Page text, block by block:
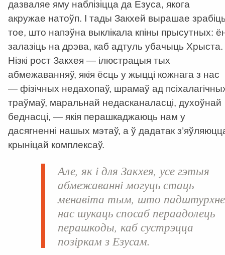
дазваляе яму наблізіцца да Езуса, якога
акружае натоўп. І тады Закхей вырашае
тое, што напэўна выклікала кпіны прысутных:
залазіць на дрэва, каб адтуль убачыць Хрыста.
Нізкі рост Закхея — ілюстрацыя тых
абмежаванняў, якія ёсць у жыцці кожнага з нас
— фізічных недахопаў, шрамаў ад
траўмаў, маральнай недасканаласці, духоўнай
беднасці, — якія перашкаджаюць нам у
дасягненні нашых мэтаў, а ў дадатак
крыніцай комплексаў.
Але, як і для Закхея, усе гэтыя
абмежаванні могуць стаць
менавіта тым, што падштурхне
нас шукаць спосаб пераадолець
перашкоды, каб сустрэцца
позіркам з Езусам.